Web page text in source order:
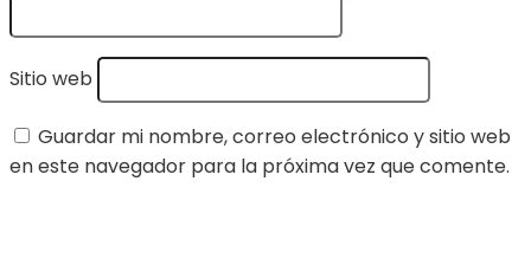
Sitio web
Guardar mi nombre, correo electrónico y sitio web
en este navegador para la próxima vez que comente.